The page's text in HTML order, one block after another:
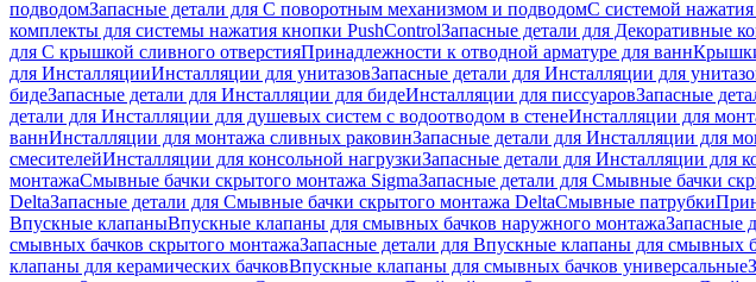
подводомЗапасные детали для С поворотным механизмом и подводомС системой
комплекты для системы нажатия кнопки PushControlЗапасные детали для Декоративные
для С крышкой сливного отверстияПринадлежности к отводной арматуре для ванн
для ИнсталляцииИнсталляции для унитазовЗапасные детали для Инсталляции для
бидеЗапасные детали для Инсталляции для бидеИнсталляции для писсуаровЗапасные
детали для Инсталляции для душевых систем с водоотводом в стенеИнсталляции для
ваннИнсталляции для монтажа сливных раковинЗапасные детали для Инсталляции для
смесителейИнсталляции для консольной нагрузкиЗапасные детали для Инсталляции для
монтажаСмывные бачки скрытого монтажа SigmaЗапасные детали для Смывные бачки
DeltaЗапасные детали для Смывные бачки скрытого монтажа DeltaСмывные патрубки
Впускные клапаныВпускные клапаны для смывных бачков наружного монтажаЗапасные
смывных бачков скрытого монтажаЗапасные детали для Впускные клапаны для смывных
клапаны для керамических бачковВпускные клапаны для смывных бачков универсальные